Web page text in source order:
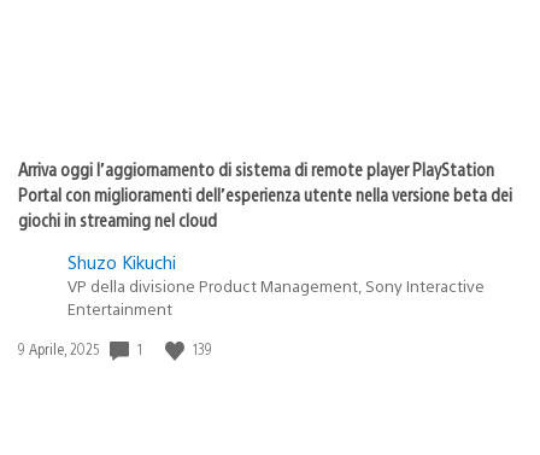
Arriva oggi l’aggiornamento di sistema di remote player PlayStation
Portal con miglioramenti dell’esperienza utente nella versione beta dei
giochi in streaming nel cloud
Shuzo Kikuchi
VP della divisione Product Management, Sony Interactive
Entertainment
Data
9 Aprile, 2025 1 139